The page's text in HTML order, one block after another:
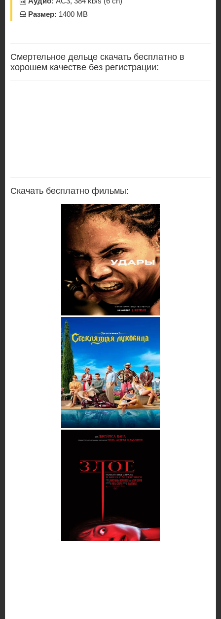
Размер: 1400 MB
Смертельное дельце скачать бесплатно в
хорошем качестве без регистрации:
Скачать бесплатно фильмы: